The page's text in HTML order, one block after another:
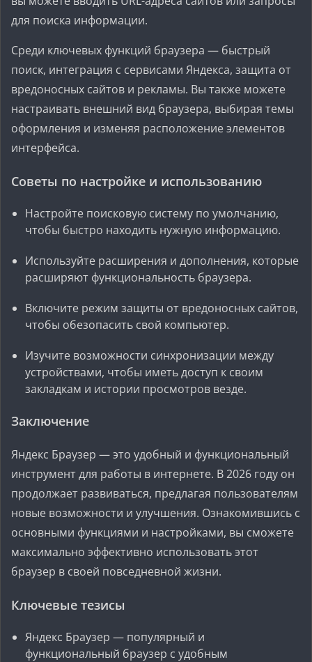
для поиска информации.
Среди ключевых функций браузера — быстрый
поиск, интеграция с сервисами Яндекса, защита от
вредоносных сайтов и рекламы. Вы также можете
настраивать внешний вид браузера, выбирая темы
оформления и изменяя расположение элементов
интерфейса.
Советы по настройке и использованию
Настройте поисковую систему по умолчанию,
чтобы быстро находить нужную информацию.
Используйте расширения и дополнения, которые
расширяют функциональность браузера.
Включите режим защиты от вредоносных сайтов,
чтобы обезопасить свой компьютер.
Изучите возможности синхронизации между
устройствами, чтобы иметь доступ к своим
закладкам и истории просмотров везде.
Заключение
Яндекс Браузер — это удобный и функциональный
инструмент для работы в интернете. В 2026 году он
продолжает развиваться, предлагая пользователям
новые возможности и улучшения. Ознакомившись с
основными функциями и настройками, вы сможете
максимально эффективно использовать этот
браузер в своей повседневной жизни.
Ключевые тезисы
Яндекс Браузер — популярный и
функциональный браузер с удобным